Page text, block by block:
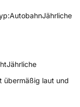
AutobahnJährliche
Jährliche
übermäßig laut und